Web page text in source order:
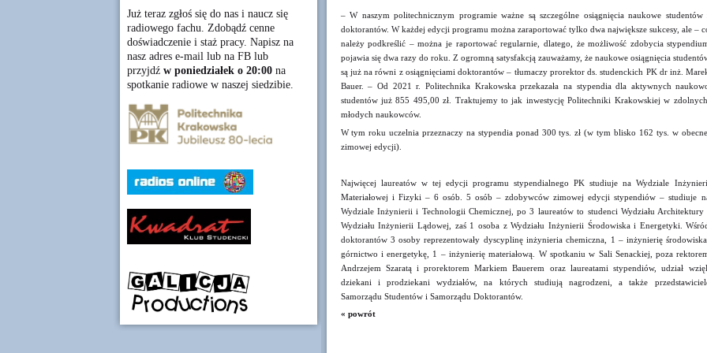
Już teraz zgłoś się do nas i naucz się
radiowego fachu. Zdobądź cenne
doświadczenie i staż pracy. Napisz na
nasz adres e-mail lub na FB lub
przyjdź w poniedziałek o 20:00na
spotkanie radiowe w naszej siedzibie.
– W naszym politechnicznym programie ważne są szczególne osiągnięcia naukowe studentów
doktorantów. W każdej edycji programu można zaraportować tylko dwa największe sukcesy, ale –
należy podkreślić – można je raportować regularnie, dlatego, że możliwość zdobycia
pojawia się dwa razy do roku. Z ogromną satysfakcją zauważamy, że naukowe osiągnięcia
są już na równi z osiągnięciami doktorantów – tłumaczy prorektor ds. studenckich PK dr inż.
Bauer. – Od 2021 r. Politechnika Krakowska przekazała na stypendia dla aktywnych
studentów już 855 495,00 zł. Traktujemy to jak inwestycję Politechniki Krakowskiej w zdolnych,
młodych naukowców.
W tym roku uczelnia przeznaczy na stypendia ponad 300 tys. zł (w tym blisko 162 tys. w
zimowej edycji).
Najwięcej laureatów w tej edycji programu stypendialnego PK studiuje na Wydziale
Materiałowej i Fizyki – 6 osób. 5 osób – zdobywców zimowej edycji stypendiów – studiuje
Wydziale Inżynierii i Technologii Chemicznej, po 3 laureatów to studenci Wydziału Architektury
Wydziału Inżynierii Lądowej, zaś 1 osoba z Wydziału Inżynierii Środowiska i Energetyki.
doktorantów 3 osoby reprezentowały dyscyplinę inżynieria chemiczna, 1 – inżynierię środowiska,
górnictwo i energetykę, 1 – inżynierię materiałową. W spotkaniu w Sali Senackiej, poza
Andrzejem Szaratą i prorektorem Markiem Bauerem oraz laureatami stypendiów, udział
dziekani i prodziekani wydziałów, na których studiują nagrodzeni, a także
Samorządu Studentów i Samorządu Doktorantów.
« powrót